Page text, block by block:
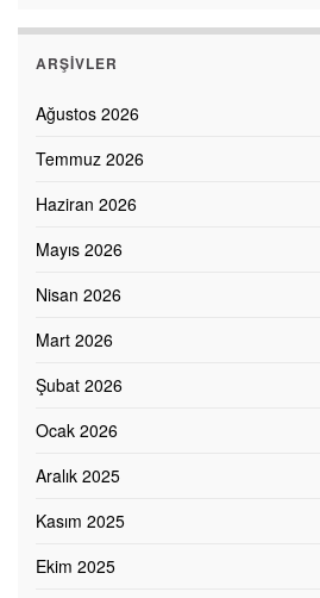
ARŞIVLER
Ağustos 2026
Temmuz 2026
Haziran 2026
Mayıs 2026
Nisan 2026
Mart 2026
Şubat 2026
Ocak 2026
Aralık 2025
Kasım 2025
Ekim 2025